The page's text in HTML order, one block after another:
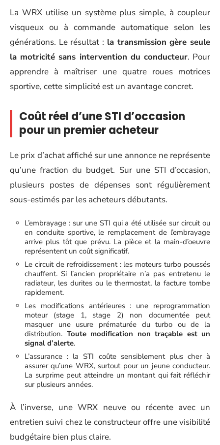
La WRX utilise un système plus simple, à coupleur
visqueux ou à commande automatique selon les
générations. Le résultat : la transmission gère seule
la motricité sans intervention du conducteur. Pour
apprendre à maîtriser une quatre roues motrices
sportive, cette simplicité est un avantage concret.
Coût réel d’une STI d’occasion
pour un premier acheteur
Le prix d’achat affiché sur une annonce ne représente
qu’une fraction du budget. Sur une STI d’occasion,
plusieurs postes de dépenses sont régulièrement
sous-estimés par les acheteurs débutants.
L’embrayage : sur une STI qui a été utilisée sur circuit ou
en conduite sportive, le remplacement de l’embrayage
arrive plus tôt que prévu. La pièce et la main-d’oeuvre
représentent un coût significatif.
Le circuit de refroidissement : les moteurs turbo poussés
chauffent. Si l’ancien propriétaire n’a pas entretenu le
radiateur, les durites ou le thermostat, la facture tombe
rapidement.
Les modifications antérieures : une reprogrammation
moteur (stage 1, stage 2) non documentée peut
masquer une usure prématurée du turbo ou de la
distribution. Toute modification non traçable est un
signal d’alerte.
L’assurance : la STI coûte sensiblement plus cher à
assurer qu’une WRX, surtout pour un jeune conducteur.
La surprime peut atteindre un montant qui fait réfléchir
sur plusieurs années.
À l’inverse, une WRX neuve ou récente avec un
entretien suivi chez le constructeur offre une visibilité
budgétaire bien plus claire.